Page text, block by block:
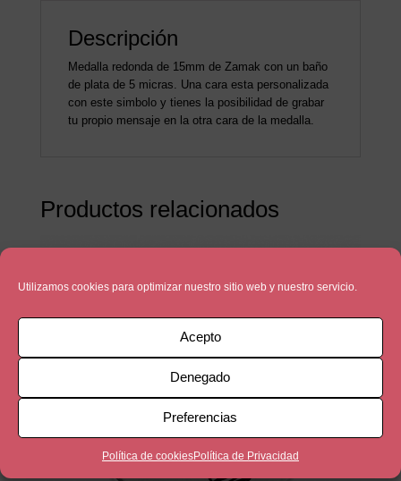
Utilizamos cookies para optimizar nuestro sitio web y nuestro servicio.
Acepto
Denegado
Preferencias
Política de cookiesPolítica de Privacidad
Descripción
Medalla redonda de 15mm de Zamak con un baño
de plata de 5 micras. Una cara esta personalizada
con este simbolo y tienes la posibilidad de grabar
tu propio mensaje en la otra cara de la medalla.
Productos relacionados